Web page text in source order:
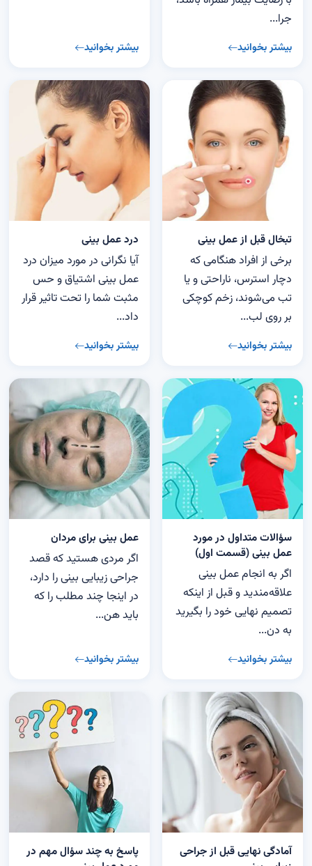
جرا...
بیشتر بخوانید بیشتر بخوانید
تبخال قبل از عمل بینی
برخی از افراد هنگامی که
دچار استرس، ناراحتی و یا
تب می‌شوند، زخم کوچکی
بر روی لب...
بیشتر بخوانید
درد عمل بینی
آیا نگرانی در مورد میزان درد
عمل بینی اشتیاق و حس
مثبت شما را تحت تاثیر قرار
داد...
بیشتر بخوانید
سؤالات متداول در مورد
عمل بینی (قسمت اول)
اگر به انجام عمل بینی
علاقه‌مندید و قبل از اینکه
تصمیم نهایی خود را بگیرید
به دن...
بیشتر بخوانید
عمل بینی برای مردان
اگر مردی هستید که قصد
جراحی زیبایی بینی را دارد،
در اینجا چند مطلب را که
باید هن...
بیشتر بخوانید
آمادگی نهایی قبل از جراحی
پاسخ به چند سؤال مهم در